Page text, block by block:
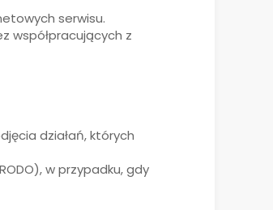
serwisu.
współpracujących z
działań, których
w przypadku, gdy